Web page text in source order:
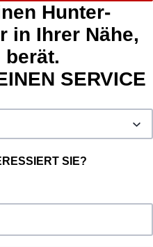
Hunter-
in Ihrer Nähe,
berät.
SERVICE
SIE?